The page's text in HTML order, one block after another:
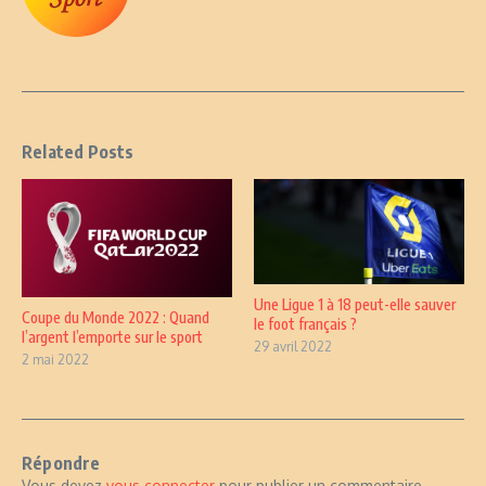
Related Posts
Coupe du Monde 2022 : Quand
l’argent l’emporte sur le sport
2 mai 2022
Une Ligue 1 à 18 peut-elle sauver
le foot français ?
29 avril 2022
Répondre